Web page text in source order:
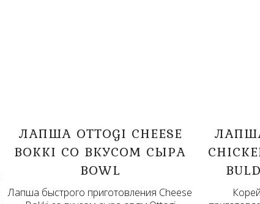
ЛАПША OTTOGI CHEESE
BOKKI СО ВКУСОМ СЫРА
BOWL
Лапша быстрого приготовления Cheese
ЛАПША